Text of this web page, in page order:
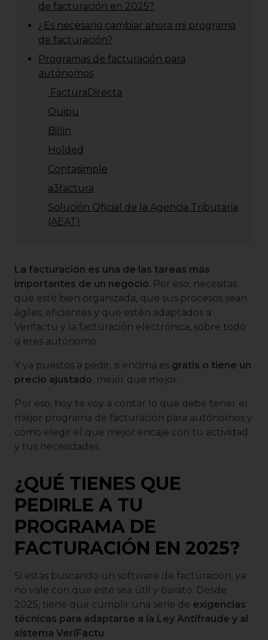
de facturación en 2025?
¿Es necesario cambiar ahora mi programa
de facturación?
Programas de facturación para
autónomos
FacturaDirecta
Quipu
Billin
Holded
Contasimple
a3factura
Solución Oficial de la Agencia Tributaria
(AEAT)
La facturación es una de las tareas más
importantes de un negocio. Por eso, necesitas
que esté bien organizada, que sus procesos sean
ágiles, eficientes y que estén adaptados a
Verifactu y la facturación electrónica, sobre todo
si eres autónomo.
Y ya puestos a pedir, si encima es gratis o tiene un
precio ajustado, mejor que mejor.
Por eso, hoy te voy a contar lo que debe tener el
mejor programa de facturación para autónomos y
cómo elegir el que mejor encaje con tu actividad
y tus necesidades.
¿QUÉ TIENES QUE
PEDIRLE A TU
PROGRAMA DE
FACTURACIÓN EN 2025?
Si estás buscando un software de facturación, ya
no vale con que este sea útil y barato. Desde
2025, tiene que cumplir una serie de exigencias
técnicas para adaptarse a la Ley Antifraude y al
sistema VeriFactu.